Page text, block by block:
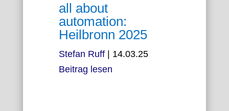
all about
automation:
Heilbronn 2025
Stefan Ruff
14.03.25
Beitrag lesen